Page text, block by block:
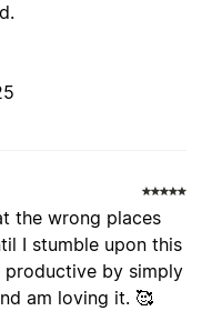
the wrong places
I stumble upon this
productive by simply
am loving it. 🥰